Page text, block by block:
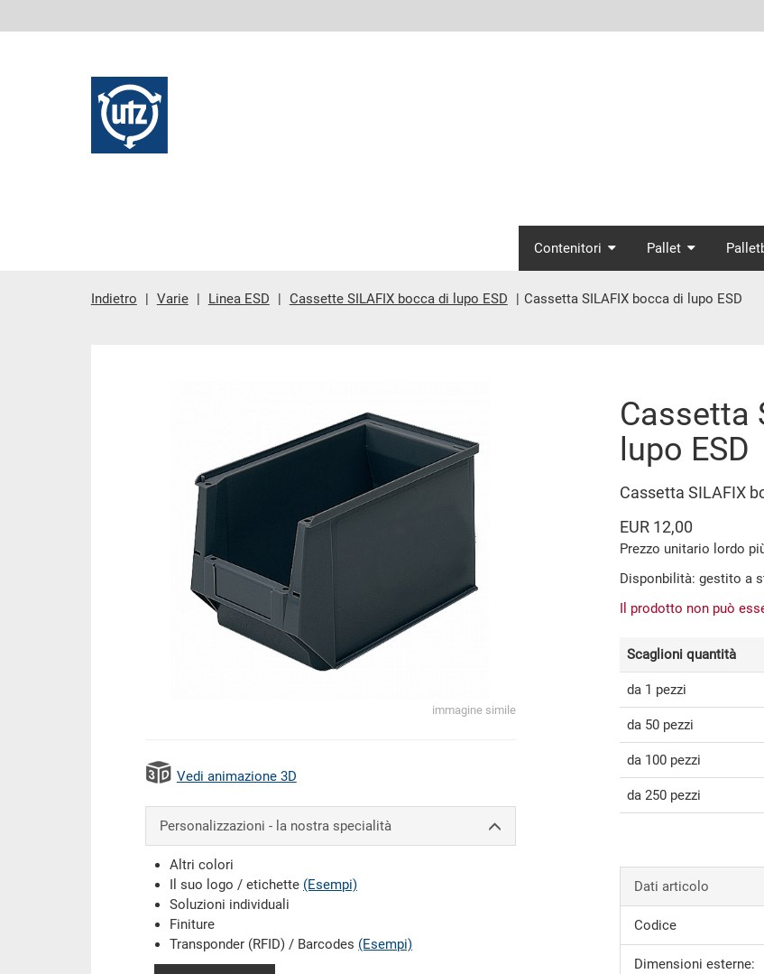
Contenitori Pallet
Indietro Varie Linea ESD Cassette SILAFIX bocca di lupo ESD Cassetta SILAFIX bocca di lupo ESD
immagine simile
Vedi animazione 3D
Personalizzazioni - la nostra specialità
Altri colori
Il suo logo / etichette (Esempi)
Soluzioni individuali
Finiture
Transponder (RFID) / Barcodes (Esempi)
Cassetta
lupo ESD
Cassetta SILAFIX
EUR 12,00
Prezzo unitario lordo
Disponbilità: gestito a
Il prodotto non può
Scaglioni quantità
da 1 pezzi
da 50 pezzi
da 100 pezzi
da 250 pezzi
Dati articolo
Codice
Dimensioni esterne: